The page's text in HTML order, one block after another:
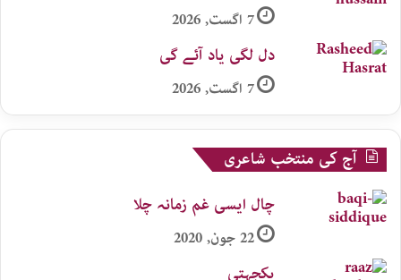
7 اگست, 2026
دل لگی یاد آئے گی
7 اگست, 2026
آج کی منتخب شاعری
چال ایسی غم زمانہ چلا
22 جون, 2020
یکجہتی